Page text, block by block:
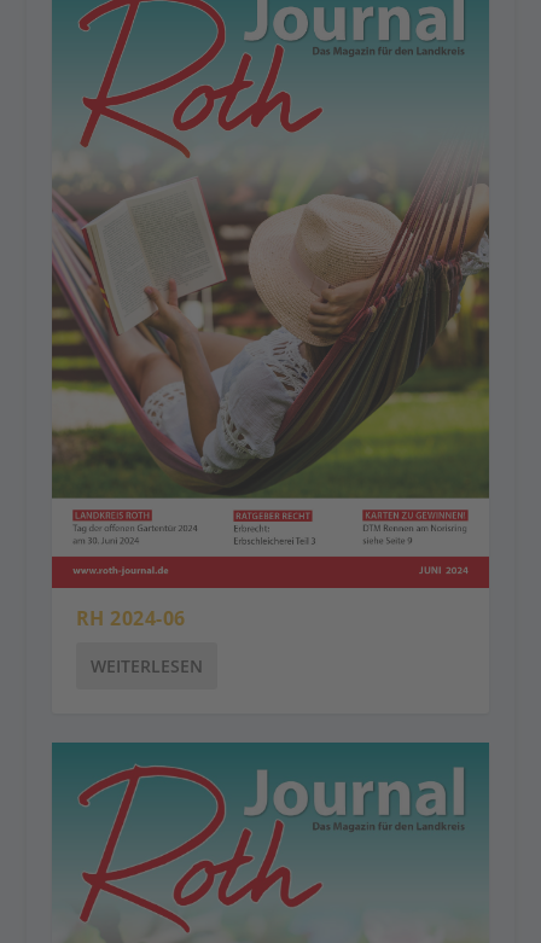
RH 2024-06
WEITERLESEN